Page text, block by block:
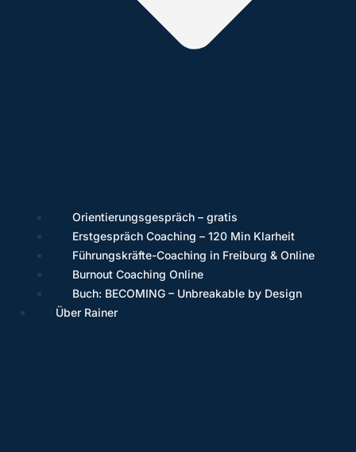
Orientierungsgespräch – gratis
Erstgespräch Coaching – 120 Min Klarheit
Führungskräfte-Coaching in Freiburg & Online
Burnout Coaching Online
Buch: BECOMING – Unbreakable by Design
Über Rainer